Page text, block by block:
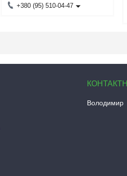
+380 (95) 510-04-47
Володимир